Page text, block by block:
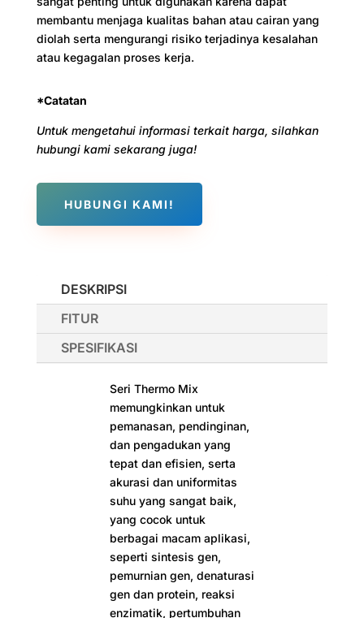
membantu menjaga kualitas bahan atau cairan yang
diolah serta mengurangi risiko terjadinya kesalahan
atau kegagalan proses kerja.
*Catatan
Untuk mengetahui informasi terkait harga, silahkan
hubungi kami sekarang juga!
HUBUNGI KAMI!
DESKRIPSI
FITUR
SPESIFIKASI
Seri Thermo Mix
memungkinkan untuk
pemanasan, pendinginan,
dan pengadukan yang
tepat dan efisien, serta
akurasi dan uniformitas
suhu yang sangat baik,
yang cocok untuk
berbagai macam aplikasi,
seperti sintesis gen,
pemurnian gen, denaturasi
gen dan protein, reaksi
enzimatik, pertumbuhan